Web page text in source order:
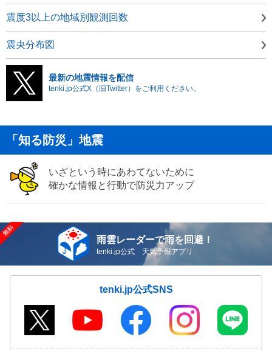
震度3以上の地域別観測回数
震央分布図
最新の地震情報を配信
tenki.jp公式X（旧Twitter）をご利用ください。
「知る防災」地震
いざという時にあわてないために
確かな情報と行動で防災力アップ
雨雲レーダーで雨を回避！
tenki.jp公式 天気予報アプリ
tenki.jp公式SNS